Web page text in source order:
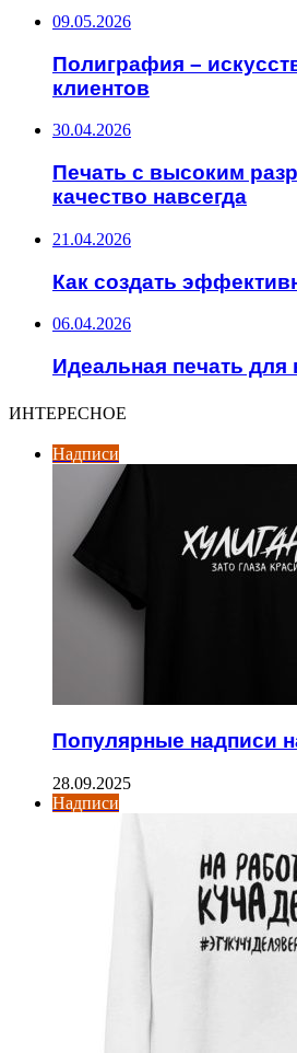
09.05.2026
Полиграфия –
клиентов
30.04.2026
Печать с высоким
качество навсегда
21.04.2026
Как создать
06.04.2026
Идеальная печать для
ИНТЕРЕСНОЕ
Надписи
Популярные надписи
28.09.2025
Надписи